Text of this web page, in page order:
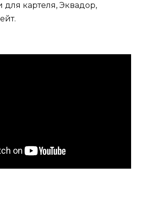
картеля, Эквадор,